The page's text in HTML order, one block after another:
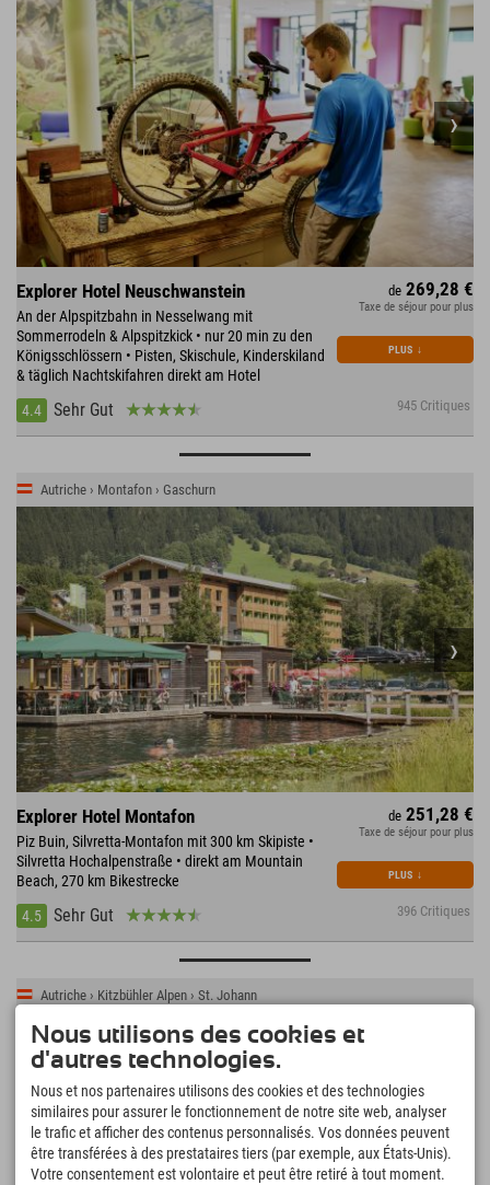
Explorer Hotel Neuschwanstein
An der Alpspitzbahn in Nesselwang mit
Sommerrodeln & Alpspitzkick • nur 20 min zu den
Königsschlössern • Pisten, Skischule, Kinderskiland
& täglich Nachtskifahren direkt am Hotel
4.4
Sehr Gut 945 Critiques
de 269,28 €
Taxe de séjour pour plus
PLUS ↓
Autriche › Montafon › Gaschurn
Explorer Hotel Montafon
Piz Buin, Silvretta-Montafon mit 300 km Skipiste •
Silvretta Hochalpenstraße • direkt am Mountain
Beach, 270 km Bikestrecke
4.5
Sehr Gut 396 Critiques
de 251,28 €
Taxe de séjour pour plus
PLUS ↓
Autriche › Kitzbühler Alpen › St. Johann
Nous utilisons des cookies et
d'autres technologies.
Nous et nos partenaires utilisons des cookies et des technologies
similaires pour assurer le fonctionnement de notre site web, analyser
le trafic et afficher des contenus personnalisés. Vos données peuvent
être transférées à des prestataires tiers (par exemple, aux États-Unis).
Votre consentement est volontaire et peut être retiré à tout moment.